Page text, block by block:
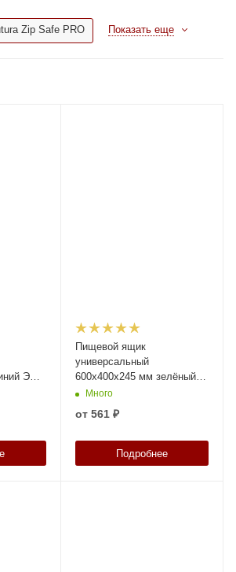
Zip Safe PRO Показать еще
ЭКО
Пищевой ящик
универсальный
600х400х245 мм зелёный
ЭКО с перфорированными
стенками и дном
Много
от 561 ₽
Подробнее